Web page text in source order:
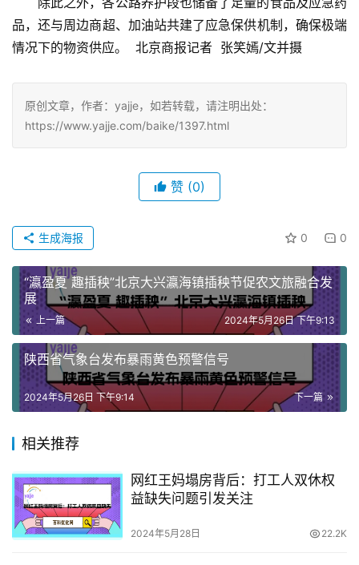
品，还与周边商超、加油站共建了应急保供机制，确保极端
情况下的物资供应。  北京商报记者  张笑嫣/文并摄
原创文章，作者：yajje，如若转载，请注明出处：
https://www.yajje.com/baike/1397.html
赞 (0)
0 0
生成海报
“瀛盈夏 趣插秧”北京大兴瀛海镇插秧节促农文旅融合发
展
上一篇 2024年5月26日 下午9:13
陕西省气象台发布暴雨黄色预警信号
下一篇
2024年5月26日 下午9:14
相关推荐
网红王妈塌房背后：打工人双休权
益缺失问题引发关注
2024年5月28日 22.2K